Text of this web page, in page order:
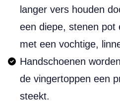
langer vers houden
een diepe, stenen pot
met een vochtige,
Handschoenen
de vingertoppen een
steekt.